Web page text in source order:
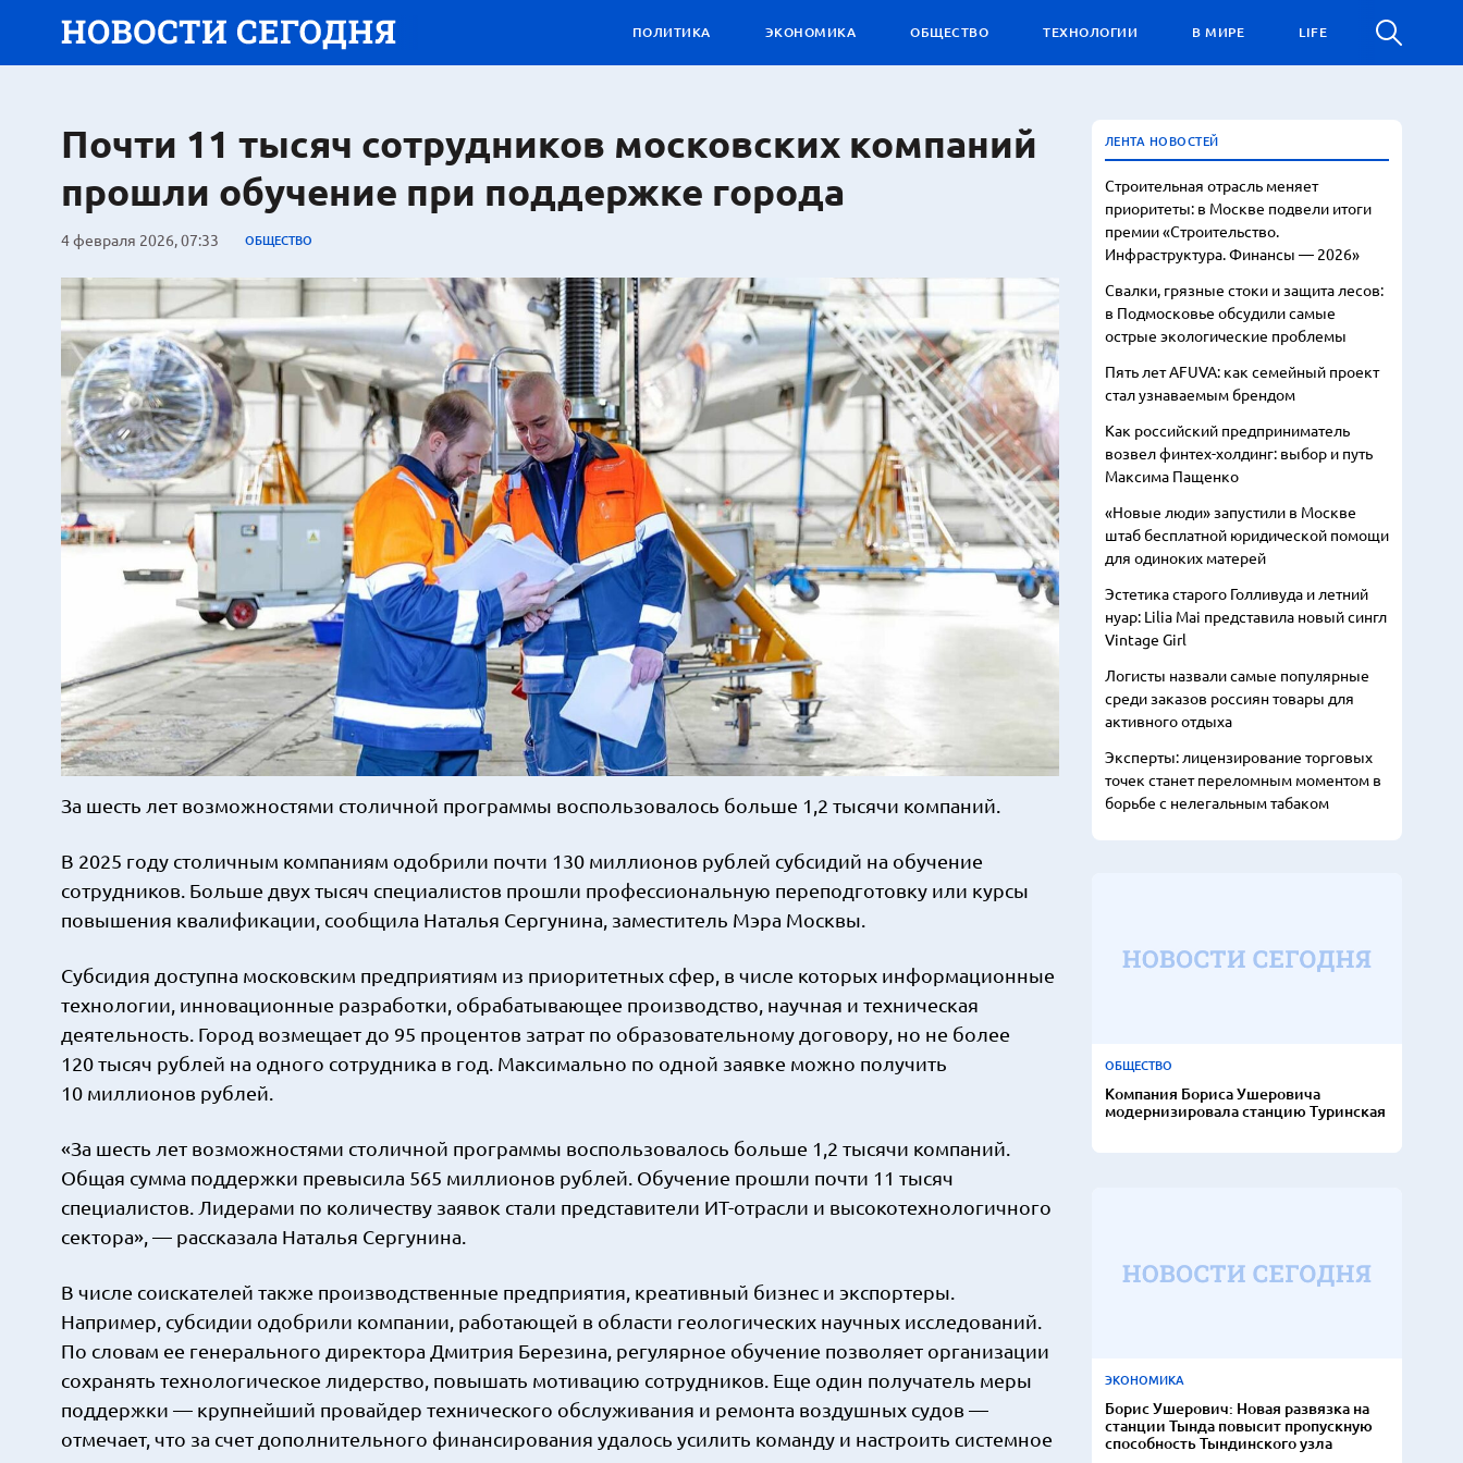
ПОЛИТИКА ЭКОНОМИКА ОБЩЕСТВО ТЕХНОЛОГИИ В МИРЕ LIFE
Почти 11 тысяч сотрудников московских компаний
прошли обучение при поддержке города
4 февраля 2026, 07:33 ОБЩЕСТВО
За шесть лет возможностями столичной программы воспользовалось больше 1,2 тысячи компаний.
В 2025 году столичным компаниям одобрили почти 130 миллионов рублей субсидий на обучение
сотрудников. Больше двух тысяч специалистов прошли профессиональную переподготовку или курсы
повышения квалификации, сообщила Наталья Сергунина, заместитель Мэра Москвы.
Субсидия доступна московским предприятиям из приоритетных сфер, в числе которых информационные
технологии, инновационные разработки, обрабатывающее производство, научная и техническая
деятельность. Город возмещает до 95 процентов затрат по образовательному договору, но не более
120 тысяч рублей на одного сотрудника в год. Максимально по одной заявке можно получить
10 миллионов рублей.
«За шесть лет возможностями столичной программы воспользовалось больше 1,2 тысячи компаний.
Общая сумма поддержки превысила 565 миллионов рублей. Обучение прошли почти 11 тысяч
специалистов. Лидерами по количеству заявок стали представители ИТ-отрасли и высокотехнологичного
сектора», — рассказала Наталья Сергунина.
В числе соискателей также производственные предприятия, креативный бизнес и экспортеры.
Например, субсидии одобрили компании, работающей в области геологических научных исследований.
По словам ее генерального директора Дмитрия Березина, регулярное обучение позволяет организации
сохранять технологическое лидерство, повышать мотивацию сотрудников. Еще один получатель меры
поддержки — крупнейший провайдер технического обслуживания и ремонта воздушных судов —
отмечает, что за счет дополнительного финансирования удалось усилить команду и настроить системное
ЛЕНТА НОВОСТЕЙ
Строительная отрасль меняет
приоритеты: в Москве подвели итоги
премии «Строительство.
Инфраструктура. Финансы — 2026»
Свалки, грязные стоки и защита лесов:
в Подмосковье обсудили самые
острые экологические проблемы
Пять лет AFUVA: как семейный проект
стал узнаваемым брендом
Как российский предприниматель
возвел финтех-холдинг: выбор и путь
Максима Пащенко
«Новые люди» запустили в Москве
штаб бесплатной юридической помощи
для одиноких матерей
Эстетика старого Голливуда и летний
нуар: Lilia Mai представила новый сингл
Vintage Girl
Логисты назвали самые популярные
среди заказов россиян товары для
активного отдыха
Эксперты: лицензирование торговых
точек станет переломным моментом в
борьбе с нелегальным табаком
ОБЩЕСТВО
Компания Бориса Ушеровича
модернизировала станцию Туринская
ЭКОНОМИКА
Борис Ушерович: Новая развязка на
станции Тында повысит пропускную
способность Тындинского узла